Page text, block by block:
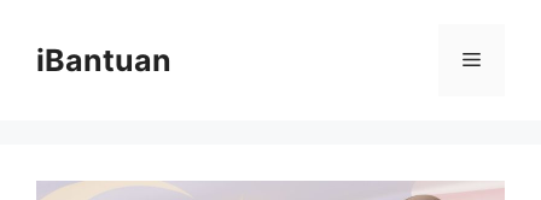
contentiBantuan Menu